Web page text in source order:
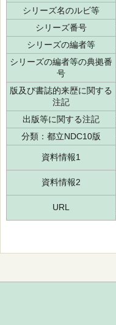
シリーズ名のルビ等
シリーズ番号
シリーズの編者等
シリーズの編者等の典拠番
号
版及び書誌的来歴に関する
注記
出版等に関する注記
分類：都立NDC10版
資料情報1
資料情報2
URL